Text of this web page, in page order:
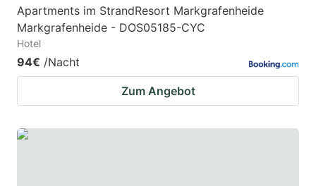
Apartments im StrandResort Markgrafenheide
Markgrafenheide - DOS05185-CYC
Hotel
94€ /Nacht
Zum Angebot